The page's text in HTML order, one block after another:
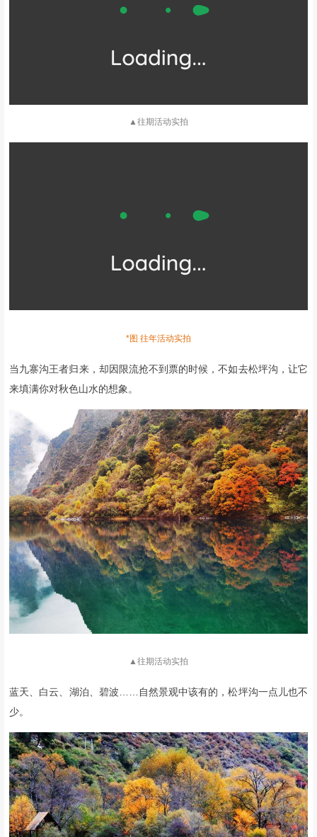
*图 往年活动实拍
有一个地方，它的湖光山色堪比九寨，游览其间，仿佛置身于童话故